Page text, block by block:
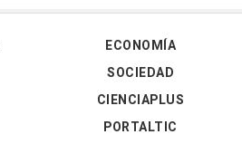
ECONOMÍA
SOCIEDAD
CIENCIAPLUS
PORTALTIC